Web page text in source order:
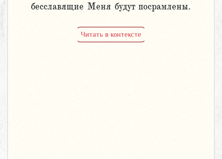
бесславящие Меня будут посрамлены.
Читать в контексте